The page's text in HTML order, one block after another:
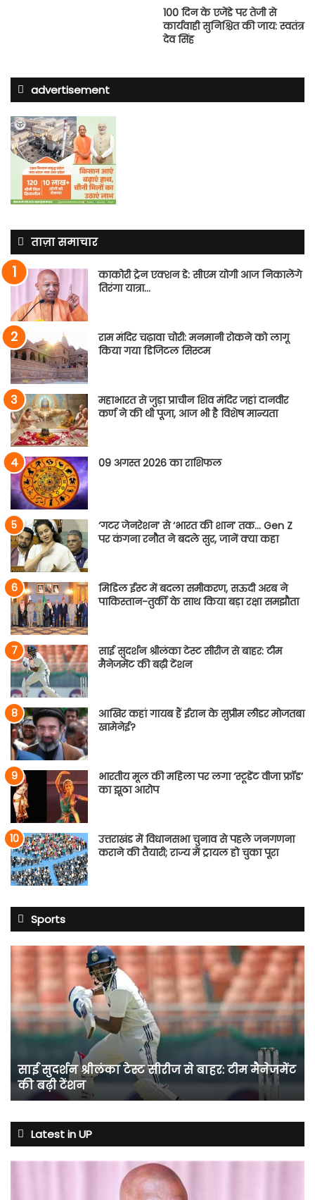
100 दिन के एजेंडे पर तेजी से
कार्यवाही सुनिश्चित की जाय: स्वतंत्र
देव सिंह
advertisement
ताज़ा समाचार
काकोरी ट्रेन एक्शन डे: सीएम योगी आज निकालेंगे
तिरंगा यात्रा…
राम मंदिर चढ़ावा चोरी: मनमानी रोकने को लागू
किया गया डिजिटल सिस्टम
महाभारत से जुड़ा प्राचीन शिव मंदिर जहां दानवीर
कर्ण ने की थी पूजा, आज भी है विशेष मान्यता
09 अगस्त 2026 का राशिफल
‘गटर जेनरेशन’ से ‘भारत की शान’ तक… Gen Z
पर कंगना रनौत ने बदले सुर, जानें क्या कहा
मिडिल ईस्ट में बदला समीकरण, सऊदी अरब ने
पाकिस्तान-तुर्की के साथ किया बड़ा रक्षा समझौता
साई सुदर्शन श्रीलंका टेस्ट सीरीज से बाहर: टीम
मैनेजमेंट की बढ़ी टेंशन
आखिर कहां गायब हैं ईरान के सुप्रीम लीडर मोजतबा
खामेनेई?
भारतीय मूल की महिला पर लगा ‘स्टूडेंट वीजा फ्रॉड’
का झूठा आरोप
उत्तराखंड में विधानसभा चुनाव से पहले जनगणना
कराने की तैयारी; राज्य में ट्रायल हो चुका पूरा
Sports
साई
श्रीलंका
सीरीज
से
मैनेजमेंट
की
बढ़ी
साई सुदर्शन श्रीलंका टेस्ट सीरीज से बाहर: टीम मैनेजमेंट
की बढ़ी टेंशन
Latest in UP